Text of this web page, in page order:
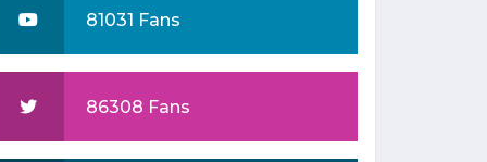
81031 Fans
86308 Fans